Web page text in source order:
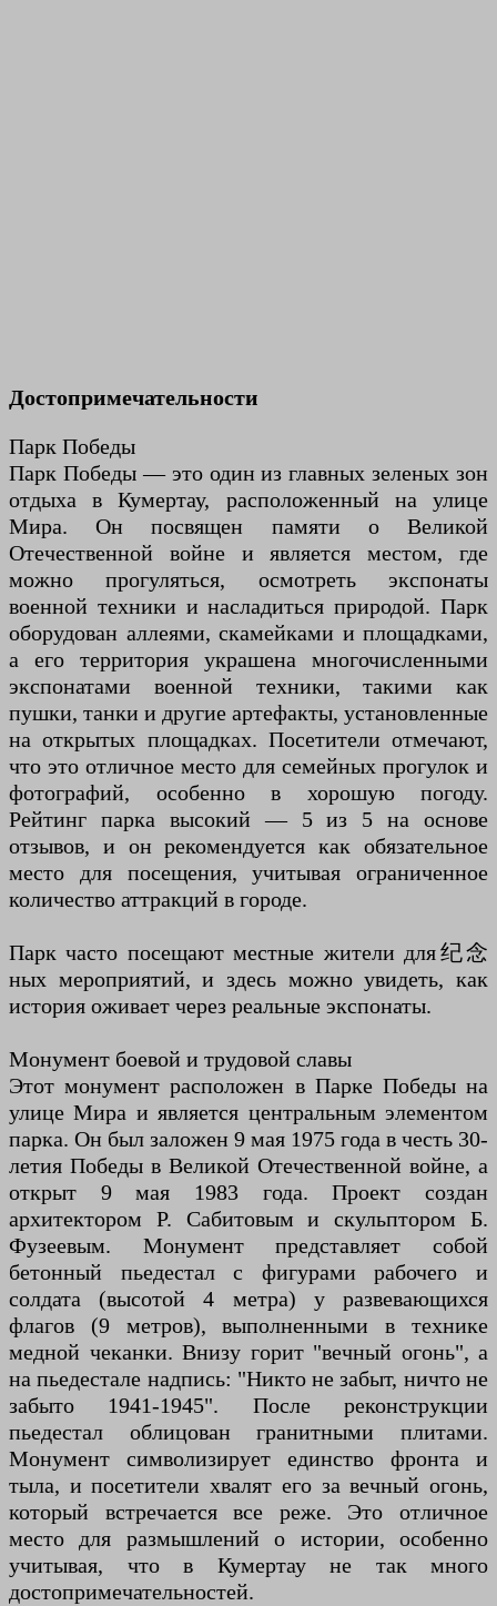
Достопримечательности
Парк Победы
Парк Победы — это один из главных зеленых зон
отдыха в Кумертау, расположенный на улице
Мира. Он посвящен памяти о Великой
Отечественной войне и является местом, где
можно прогуляться, осмотреть экспонаты
военной техники и насладиться природой. Парк
оборудован аллеями, скамейками и площадками,
а его территория украшена многочисленными
экспонатами военной техники, такими как
пушки, танки и другие артефакты, установленные
на открытых площадках. Посетители отмечают,
что это отличное место для семейных прогулок и
фотографий, особенно в хорошую погоду.
Рейтинг парка высокий — 5 из 5 на основе
отзывов, и он рекомендуется как обязательное
место для посещения, учитывая ограниченное
количество аттракций в городе.
Парк часто посещают местные жители для纪念
ных мероприятий, и здесь можно увидеть, как
история оживает через реальные экспонаты.
Монумент боевой и трудовой славы
Этот монумент расположен в Парке Победы на
улице Мира и является центральным элементом
парка. Он был заложен 9 мая 1975 года в честь 30-
летия Победы в Великой Отечественной войне, а
открыт 9 мая 1983 года. Проект создан
архитектором Р. Сабитовым и скульптором Б.
Фузеевым. Монумент представляет собой
бетонный пьедестал с фигурами рабочего и
солдата (высотой 4 метра) у развевающихся
флагов (9 метров), выполненными в технике
медной чеканки. Внизу горит "вечный огонь", а
на пьедестале надпись: "Никто не забыт, ничто не
забыто 1941-1945". После реконструкции
пьедестал облицован гранитными плитами.
Монумент символизирует единство фронта и
тыла, и посетители хвалят его за вечный огонь,
который встречается все реже. Это отличное
место для размышлений о истории, особенно
учитывая, что в Кумертау не так много
достопримечательностей.